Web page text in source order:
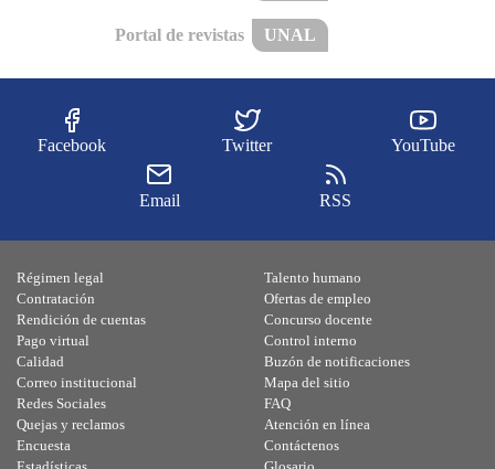
Portal de revistas UNAL
Facebook Twitter YouTube
Email RSS
Régimen legal
Contratación
Rendición de cuentas
Pago virtual
Calidad
Talento humano
Ofertas de empleo
Concurso docente
Control interno
Buzón de notificaciones
Correo institucional
Redes Sociales
Quejas y reclamos
Encuesta
Mapa del sitio
FAQ
Atención en línea
Contáctenos